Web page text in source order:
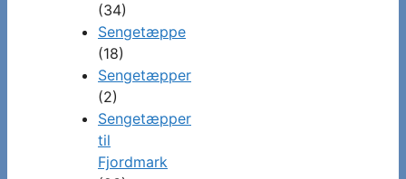
(34)
Sengetæppe
(18)
Sengetæpper
(2)
Sengetæpper
til
Fjordmark